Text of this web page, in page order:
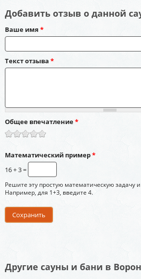
Добавить отзыв о данной
Ваше имя *
Текст отзыва *
Общее впечатление*
Математический пример*
16 + 3 =
Решите эту простую математическую задачу
Например, для 1+3, введите 4.
Другие сауны и бани в